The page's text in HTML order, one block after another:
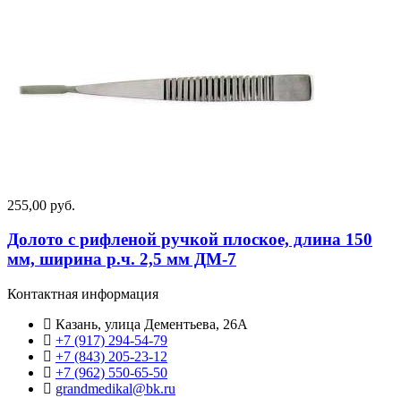
255,00 руб.
Долото с рифленой ручкой плоское, длина 150
мм, ширина р.ч. 2,5 мм ДМ-7
Контактная информация
Казань, улица Дементьева, 26А
+7 (917) 294-54-79
+7 (843) 205-23-12
+7 (962) 550‑65‑50‬
grandmedikal@bk.ru